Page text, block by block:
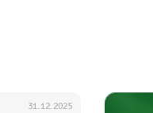
31.12.2025